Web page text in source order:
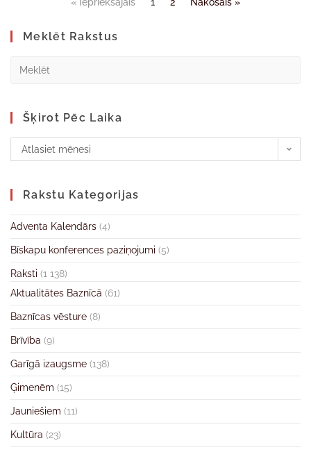
Meklēt Rakstus
Šķirot Pēc Laika
Atlasiet mēnesi
Rakstu Kategorijas
Adventa Kalendārs (4)
Bīskapu konferences paziņojumi (5)
Raksti (1 138)
Aktualitātes Baznīcā (61)
Baznīcas vēsture (8)
Brīvība (9)
Garīgā izaugsme (138)
Ģimenēm (15)
Jauniešiem (11)
Kultūra (23)